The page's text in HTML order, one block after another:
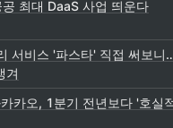
공 최대 DaaS 사업 띄운다
서비스 '파스타' 직접 써보니
겨
카오, 1분기 전년보다 '호실